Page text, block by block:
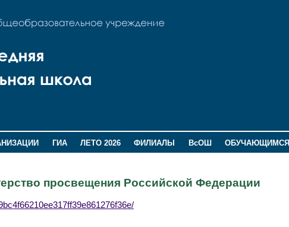
ГИА ЛЕТО 2026 ФИЛИАЛЫ ВсОШ ОБУЧАЮЩИМСЯ
просвещения Российской Федерации